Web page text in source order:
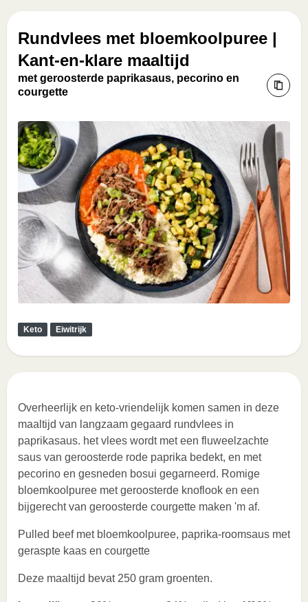
Rundvlees met bloemkoolpuree |
Kant-en-klare maaltijd
met geroosterde paprikasaus, pecorino en
courgette
Keto Eiwitrijk
Overheerlijk en keto-vriendelijk komen samen in deze
maaltijd van langzaam gegaard rundvlees in
paprikasaus. het vlees wordt met een fluweelzachte
saus van geroosterde rode paprika bedekt, en met
pecorino en gesneden bosui gegarneerd. Romige
bloemkoolpuree met geroosterde knoflook en een
bijgerecht van geroosterde courgette maken 'm af.
Pulled beef met bloemkoolpuree, paprika-roomsaus met
geraspte kaas en courgette
Deze maaltijd bevat 250 gram groenten.